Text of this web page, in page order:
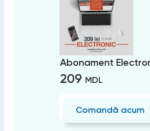
Abonament
209 MDL
Comandă acum